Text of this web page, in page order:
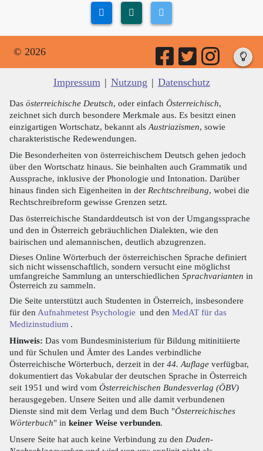
© 2026
Impressum | Nutzung | Datenschutz
Das österreichische Deutsch, oder einfach Österreichisch,
zeichnet sich durch besondere Merkmale aus. Es besitzt einen
einzigartigen Wortschatz, bekannt als Austriazismen, sowie
charakteristische Redewendungen.
Die Besonderheiten von österreichischem Deutsch gehen jedoch
über den Wortschatz hinaus. Sie beinhalten auch Grammatik und
Aussprache, inklusive der Phonologie und Intonation. Darüber
hinaus finden sich Eigenheiten in der Rechtschreibung, wobei die
Rechtschreibreform gewisse Grenzen setzt.
Das österreichische Standarddeutsch ist von der Umgangssprache
und den in Österreich gebräuchlichen Dialekten, wie den
bairischen und alemannischen, deutlich abzugrenzen.
Dieses Online Wörterbuch der österreichischen Sprache definiert
sich nicht wissenschaftlich, sondern versucht eine möglichst
umfangreiche Sammlung an unterschiedlichen Sprachvarianten in
Österreich zu sammeln.
Die Seite unterstützt auch Studenten in Österreich, insbesondere
für den Aufnahmetest Psychologie und den MedAT für das
Medizinstudium .
Hinweis: Das vom Bundesministerium für Bildung mitinitiierte
und für Schulen und Ämter des Landes verbindliche
Österreichische Wörterbuch, derzeit in der 44. Auflage verfügbar,
dokumentiert das Vokabular der deutschen Sprache in Österreich
seit 1951 und wird vom Österreichischen Bundesverlag (ÖBV)
herausgegeben. Unsere Seiten und alle damit verbundenen
Dienste sind mit dem Verlag und dem Buch "Österreichisches
Wörterbuch" in keiner Weise verbunden.
Unsere Seite hat auch keine Verbindung zu den Duden-